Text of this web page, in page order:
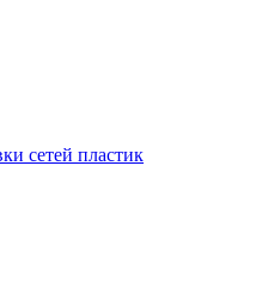
сетей пластик